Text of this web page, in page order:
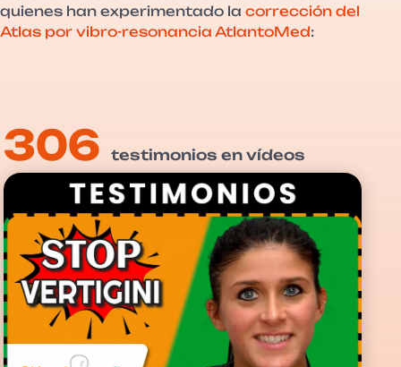
quienes han experimentado la corrección del
Atlas por vibro-resonancia AtlantoMed:
306 testimonios en vídeos